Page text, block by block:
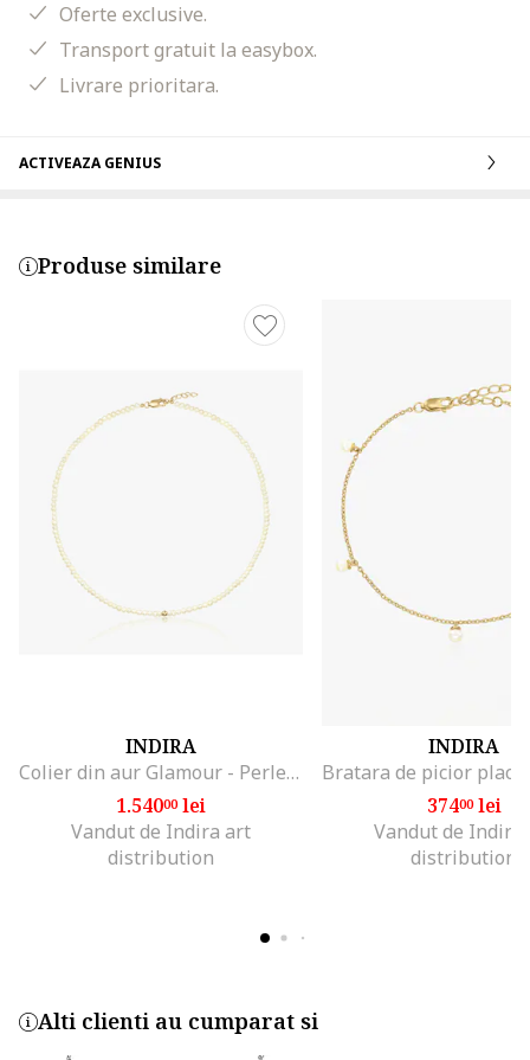
Oferte exclusive.
Transport gratuit la easybox.
Livrare prioritara.
ACTIVEAZA GENIUS
Produse similare
INDIRA
Colier din aur Glamour - Perle Naturale - 38-40 cm
1.54000lei
Vandut de Indira art
distribution
INDIRA
37400lei
Vandut de Indira
distribution
Alti clienti au cumparat si